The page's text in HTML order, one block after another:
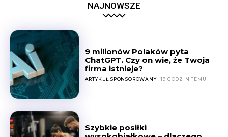
NAJNOWSZE
9 milionów Polaków pyta
ChatGPT. Czy on wie, że Twoja
firma istnieje?
ARTYKUŁ SPONSOROWANY 19 GODZIN TEMU
Szybkie posiłki